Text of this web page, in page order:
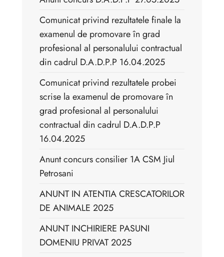
Comunicat privind rezultatele finale la
examenul de promovare în grad
profesional al personalului contractual
din cadrul D.A.D.P.P 16.04.2025
Comunicat privind rezultatele probei
scrise la examenul de promovare în
grad profesional al personalului
contractual din cadrul D.A.D.P.P
16.04.2025
Anunt concurs consilier 1A CSM Jiul
Petrosani
ANUNT IN ATENTIA CRESCATORILOR
DE ANIMALE 2025
ANUNT INCHIRIERE PASUNI
DOMENIU PRIVAT 2025